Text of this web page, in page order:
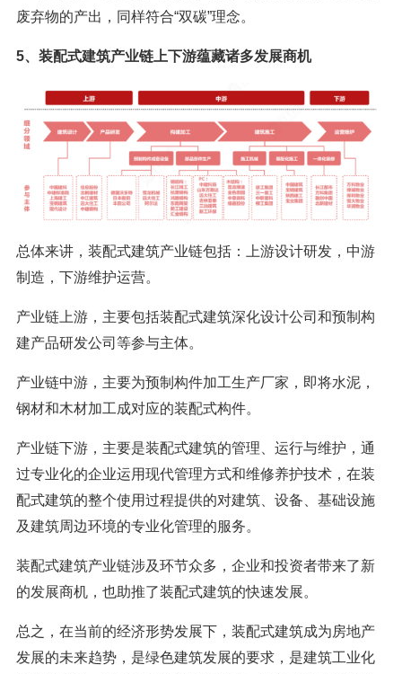
废弃物的产出，同样符合“双碳”理念。
5、装配式建筑产业链上下游蕴藏诸多发展商机
总体来讲，装配式建筑产业链包括：上游设计研发，中游
制造，下游维护运营。
产业链上游，主要包括装配式建筑深化设计公司和预制构
建产品研发公司等参与主体。
产业链中游，主要为预制构件加工生产厂家，即将水泥，
钢材和木材加工成对应的装配式构件。
产业链下游，主要是装配式建筑的管理、运行与维护，通
过专业化的企业运用现代管理方式和维修养护技术，在装
配式建筑的整个使用过程提供的对建筑、设备、基础设施
及建筑周边环境的专业化管理的服务。
装配式建筑产业链涉及环节众多，企业和投资者带来了新
的发展商机，也助推了装配式建筑的快速发展。
总之，在当前的经济形势发展下，装配式建筑成为房地产
发展的未来趋势，是绿色建筑发展的要求，是建筑工业化